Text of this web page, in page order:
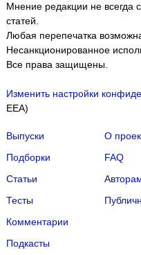
Мнение редакции не всегда
статей.
Любая перепечатка
Несанкционированное
Все права защищены.
Изменить настройки
EEA)
Выпуски
Подборки
Статьи
Тесты
Комментарии
Подкасты
О
FAQ